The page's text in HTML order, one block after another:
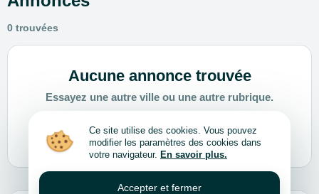
0 trouvées
Aucune annonce trouvée
Essayez une autre ville ou une autre rubrique.
Choisir une autre ville ou rubrique
Ce site utilise des cookies. Vous pouvez
modifier les paramètres des cookies dans
votre navigateur. En savoir plus.
Accepter et fermer